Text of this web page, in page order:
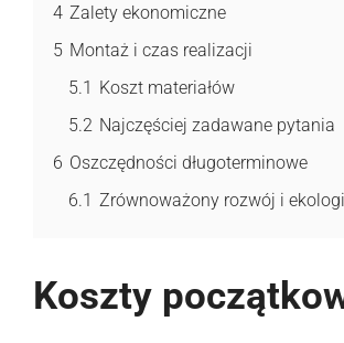
4 Zalety ekonomiczne
5 Montaż i czas realizacji
5.1 Koszt materiałów
5.2 Najczęściej zadawane pytania
6 Oszczędności długoterminowe
6.1 Zrównoważony rozwój i
Koszty